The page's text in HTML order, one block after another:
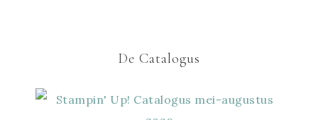
De Catalogus